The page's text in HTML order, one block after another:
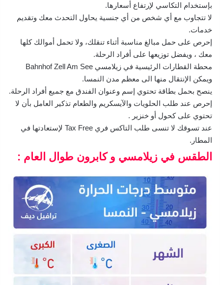
بإستخدام التكاسي لإرتفاع أسعارها.
لا تتجاوب مع أي شخص من أي جنسية يحاول التحدث معك وتقديم
خدمات.
إحرص على حمل مبالغ مناسبة أثناء تنقلك، ولا تحمل أموالك كلها
معك ، ويفضل توزيعها على أفراد الرحلة.
محطة القطارات الرئيسية في زيلامسي Bahnhof Zell Am See
ويمكن الإنتقال منها الى معظم مدن النمسا.
ينصح بحمل بطاقة تحتوي إسم وعنوان الفندق مع جميع أفراد الرحلة.
إحرص عند طلب الحلويات والآيسكريم والطعام تذكير العامل بأن لا
تحتوي على كحول أو خنزير .
عند تسوقك لا تنسى طلب التاكس فري Tax Free لإستعادتها في
المطار.
الطقس في زيلامسي و كابرون طوال العام :